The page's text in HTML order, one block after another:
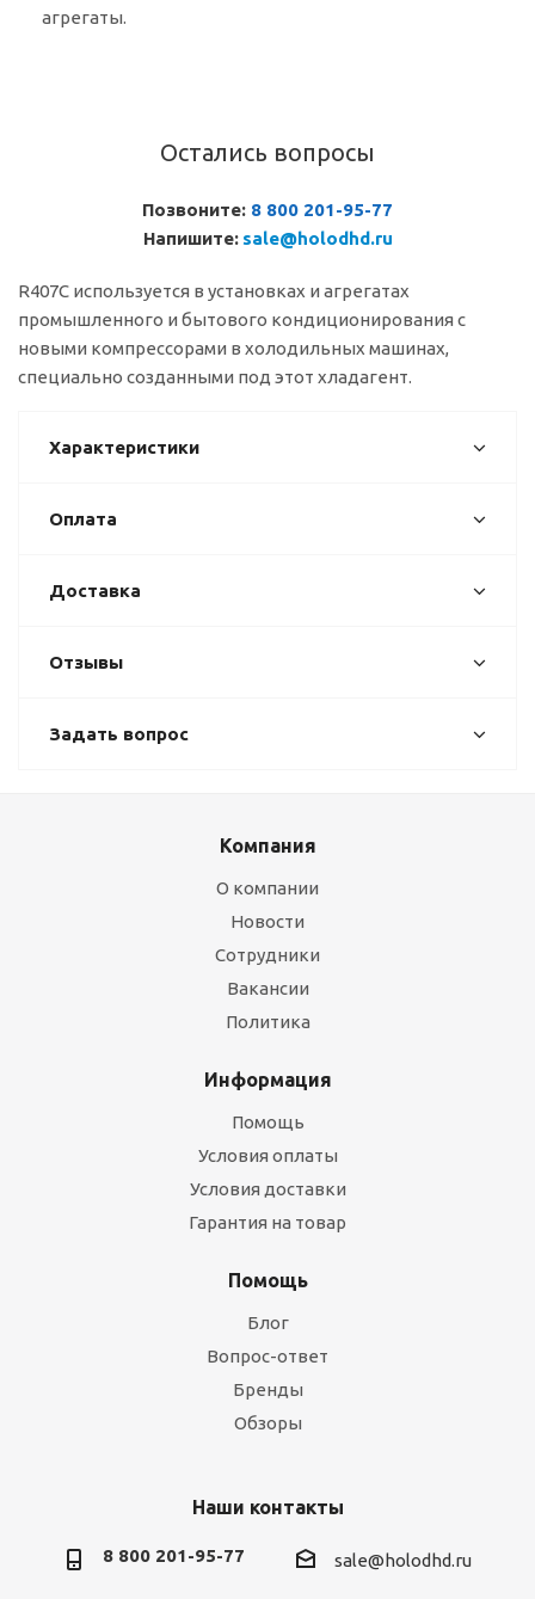
агрегаты.
Остались вопросы
Позвоните: 8 800 201-95-77
Напишите: sale@holodhd.ru
R407С используется в установках и агрегатах
промышленного и бытового кондиционирования с
новыми компрессорами в холодильных машинах,
специально созданными под этот хладагент.
Характеристики
Оплата
Доставка
Отзывы
Задать вопрос
Компания
О компании
Новости
Сотрудники
Вакансии
Политика
Информация
Помощь
Условия оплаты
Условия доставки
Гарантия на товар
Помощь
Блог
Вопрос-ответ
Бренды
Обзоры
Наши контакты
8 800 201-95-77 sale@holodhd.ru